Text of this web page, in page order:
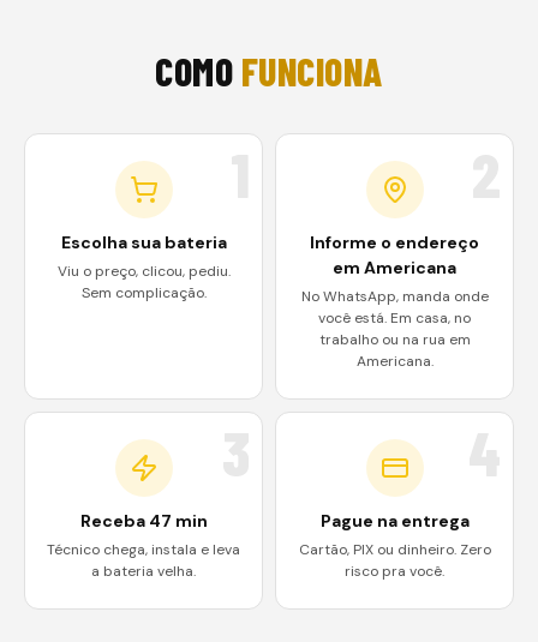
COMO FUNCIONA
Escolha sua bateria
Viu o preço, clicou, pediu.
Sem complicação.
Informe o endereço
em Americana
No WhatsApp, manda onde
você está. Em casa, no
trabalho ou na rua em
Americana.
Receba 47 min
Técnico chega, instala e leva
a bateria velha.
Pague na entrega
Cartão, PIX ou dinheiro. Zero
risco pra você.